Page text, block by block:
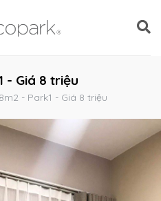
- Giá 8 triệu
- Park1 - Giá 8 triệu